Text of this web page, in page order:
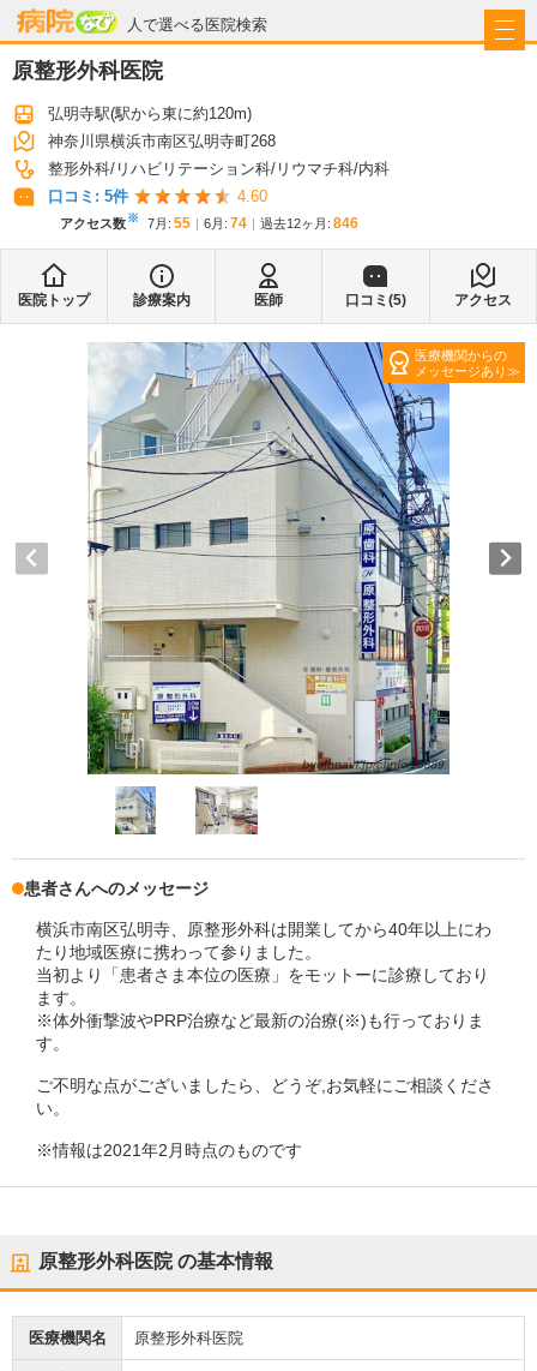
人で選べる医院検索
病院なび
原整形外科医院
弘明寺駅(駅から東に約120m)
神奈川県横浜市南区弘明寺町268
整形外科 リハビリテーション科 リウマチ科 内科
口コミ: 5件 4.60
アクセス数※ 7月 : 55 6月 : 74 過去12ヶ月: 846
医院トップ 診療案内 医師 口コミ(5) アクセス
医療機関からの
メッセージあり
患者さんへのメッセージ
横浜市南区弘明寺、原整形外科は開業してから40年以上にわ
たり地域医療に携わって参りました。
当初より「患者さま本位の医療」をモットーに診療しており
ます。
※体外衝撃波やPRP治療など最新の治療(※)も行っておりま
す。
ご不明な点がございましたら、どうぞ,お気軽にご相談くださ
い。
※情報は2021年2月時点のものです
原整形外科医院の基本情報
医療機関名 原整形外科医院